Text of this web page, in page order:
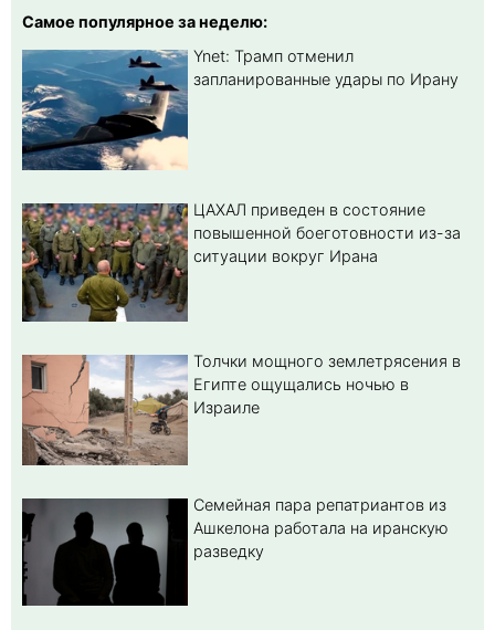
Самое популярное за неделю:
Ynet: Трамп отменил
запланированные удары по Ирану
ЦАХАЛ приведен в состояние
повышенной боеготовности из-за
ситуации вокруг Ирана
Толчки мощного землетрясения в
Египте ощущались ночью в
Израиле
Семейная пара репатриантов из
Ашкелона работала на иранскую
разведку